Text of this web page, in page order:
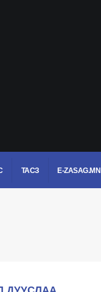
ТАСЗ E-ZASAG.MN